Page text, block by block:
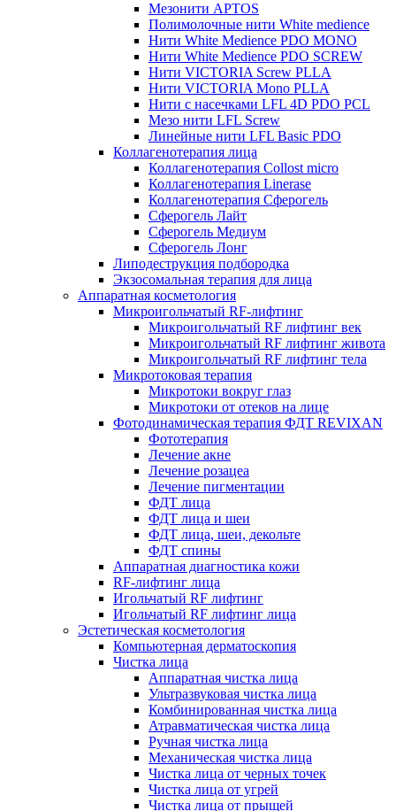
Мезонити APTOS
Полимолочные нити White medience
Нити White Medience PDO MONO
Нити White Medience PDO SCREW
Нити VICTORIA Screw PLLA
Нити VICTORIA Mono PLLA
Нити с насечками LFL 4D PDO PCL
Мезо нити LFL Screw
Линейные нити LFL Basic PDO
Коллагенотерапия лица
Коллагенотерапия Collost micro
Коллагенотерапия Linerase
Коллагенотерапия Сферогель
Сферогель Лайт
Сферогель Медиум
Сферогель Лонг
Липодеструкция подбородка
Экзосомальная терапия для лица
Аппаратная косметология
Микроигольчатый RF-лифтинг
Микроигольчатый RF лифтинг век
Микроигольчатый RF лифтинг живота
Микроигольчатый RF лифтинг тела
Микротоковая терапия
Микротоки вокруг глаз
Микротоки от отеков на лице
Фотодинамическая терапия ФДТ REVIXAN
Фототерапия
Лечение акне
Лечение розацеа
Лечение пигментации
ФДТ лица
ФДТ лица и шеи
ФДТ лица, шеи, декольте
ФДТ спины
Аппаратная диагностика кожи
RF-лифтинг лица
Игольчатый RF лифтинг
Игольчатый RF лифтинг лица
Эстетическая косметология
Компьютерная дерматоскопия
Чистка лица
Аппаратная чистка лица
Ультразвуковая чистка лица
Комбинированная чистка лица
Атравматическая чистка лица
Ручная чистка лица
Механическая чистка лица
Чистка лица от черных точек
Чистка лица от угрей
Чистка лица от прыщей